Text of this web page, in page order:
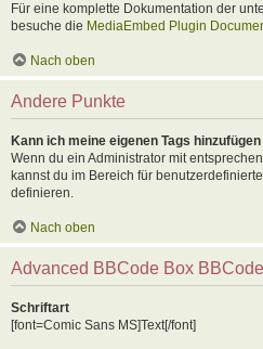
Für eine komplette Dokumentation der
besuche die MediaEmbed Plugin
Nach oben
Andere Punkte
Kann ich meine eigenen Tags hinzufügen
Wenn du ein Administrator mit
kannst du im Bereich für
definieren.
Nach oben
Advanced BBCode Box
Schriftart
[font=Comic Sans MS]Text[/font]